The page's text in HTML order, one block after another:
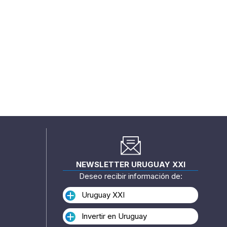
NEWSLETTER URUGUAY XXI
Deseo recibir información de:
Uruguay XXI
Invertir en Uruguay